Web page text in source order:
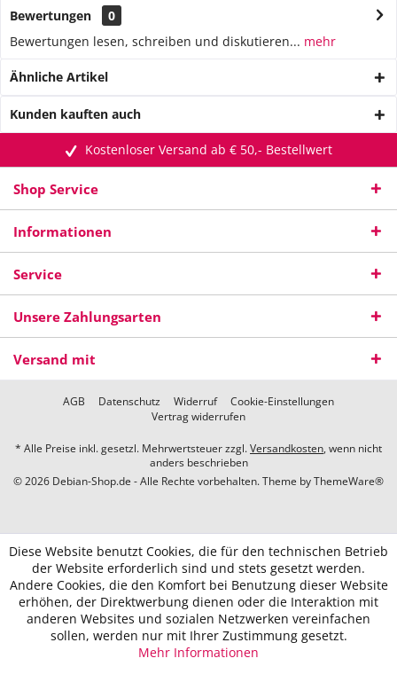
Bewertungen
0
Bewertungen lesen, schreiben und diskutieren... mehr
Ähnliche Artikel
Kunden kauften auch
Kostenloser Versand ab € 50,- Bestellwert
Shop Service
Informationen
Service
Unsere Zahlungsarten
Versand mit
AGB Datenschutz Widerruf
Cookie-Einstellungen
Vertrag widerrufen
* Alle Preise inkl. gesetzl. Mehrwertsteuer zzgl.Versandkosten, wenn nicht
anders beschrieben
© 2026 Debian-Shop.de - Alle Rechte vorbehalten. Theme byThemeWare®
Diese Website benutzt Cookies, die für den technischen Betrieb
der Website erforderlich sind und stets gesetzt werden.
Andere Cookies, die den Komfort bei Benutzung dieser Website
erhöhen, der Direktwerbung dienen oder die Interaktion mit
anderen Websites und sozialen Netzwerken vereinfachen
sollen, werden nur mit Ihrer Zustimmung gesetzt.
Mehr Informationen